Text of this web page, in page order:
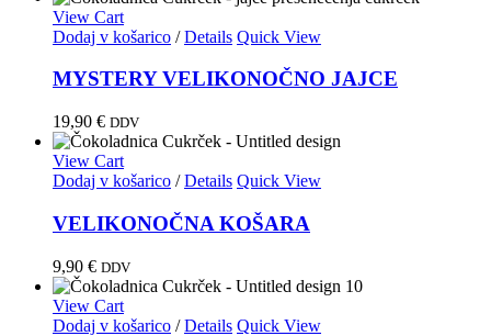
View Cart
Dodaj v košarico / Details Quick View
MYSTERY VELIKONOČNO JAJCE
19,90 € DDV
View Cart
Dodaj v košarico / Details Quick View
VELIKONOČNA KOŠARA
9,90 € DDV
View Cart
Dodaj v košarico / Details Quick View